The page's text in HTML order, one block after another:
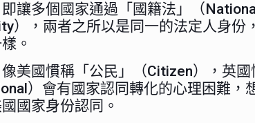
讓多個國家通過「國籍法」（
），兩者之所以是同一的法定人身份
。
美國慣稱「公民」（Citizen），英
）會有國家認同轉化的心理困難
國家身份認同。